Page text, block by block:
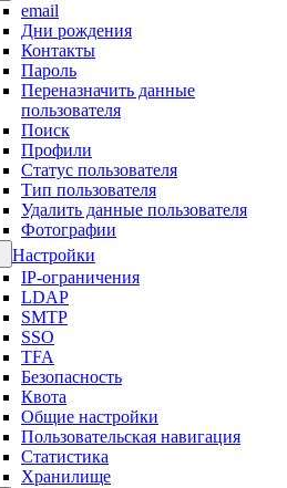
email
Дни рождения
Контакты
Пароль
Переназначить данные
пользователя
Поиск
Профили
Статус пользователя
Тип пользователя
Удалить данные пользователя
Фотографии
Настройки
IP-ограничения
LDAP
SMTP
SSO
TFA
Безопасность
Квота
Общие настройки
Пользовательская навигация
Статистика
Хранилище